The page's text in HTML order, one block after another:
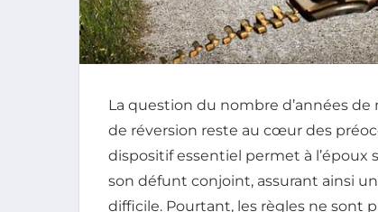
La question du nombre d’années
de réversion reste au cœur des
dispositif essentiel permet à
son défunt conjoint, assurant ainsi
difficile. Pourtant, les règles ne sont